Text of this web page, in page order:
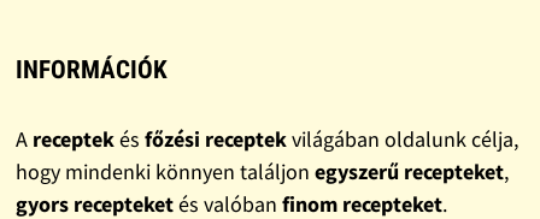
INFORMÁCIÓK
A receptekés főzési receptekvilágában oldalunk célja,
hogy mindenki könnyen találjon egyszerű recepteket,
gyors recepteketés valóban finom recepteket.